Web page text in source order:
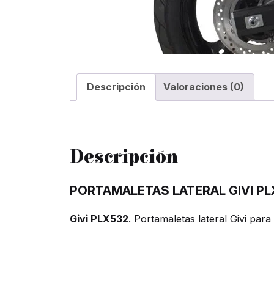
Descripción Valoraciones (0)
Descripción
PORTAMALETAS LATERAL GIVI
Givi PLX532. Portamaletas lateral Givi